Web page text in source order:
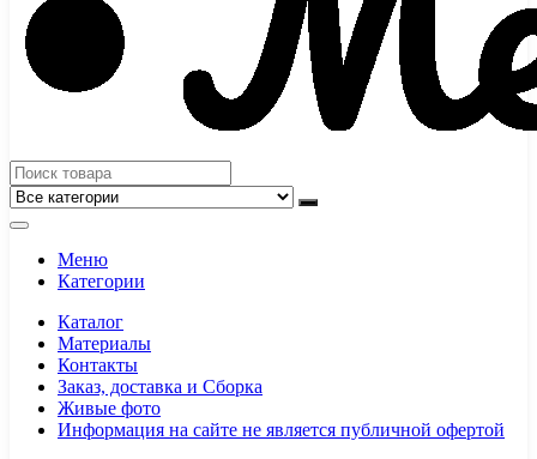
Меню
Категории
Каталог
Материалы
Контакты
Заказ, доставка и Сборка
Живые фото
Информация на сайте не является публичной офертой